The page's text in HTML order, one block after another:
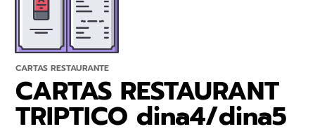
CARTAS RESTAURANTE
CARTAS RESTAURANT
TRIPTICO dina4/dina5